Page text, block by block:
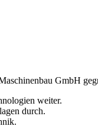
GmbH
weiter.
durch.